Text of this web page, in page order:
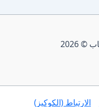
حقوق الطبع والنشر محفوظة لصاحب الكتاب © 2026
الارتباط (الكوكيز)